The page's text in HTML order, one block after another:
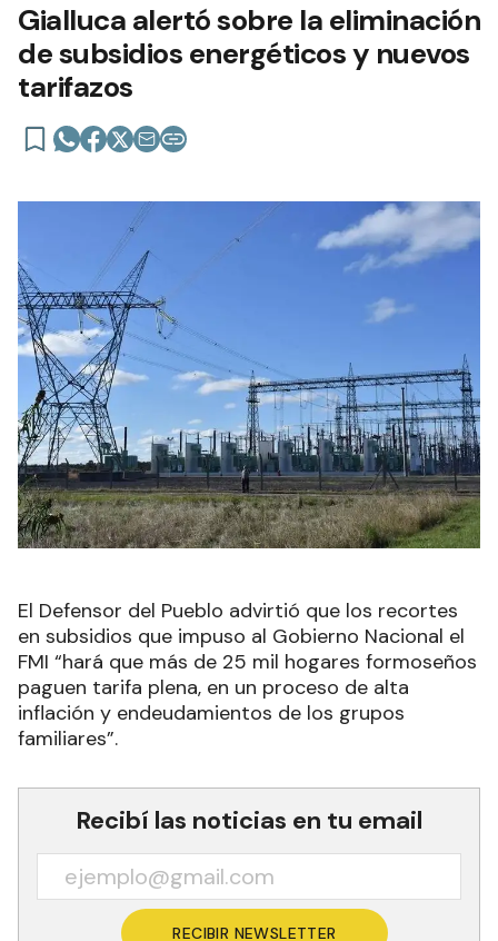
Gialluca alertó sobre la eliminación
de subsidios energéticos y nuevos
tarifazos
El Defensor del Pueblo advirtió que los recortes
en subsidios que impuso al Gobierno Nacional el
FMI “hará que más de 25 mil hogares formoseños
paguen tarifa plena, en un proceso de alta
inflación y endeudamientos de los grupos
familiares”.
Recibí las noticias en tu email
RECIBIR NEWSLETTER